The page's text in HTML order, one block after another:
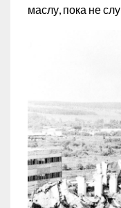
маслу, пока не